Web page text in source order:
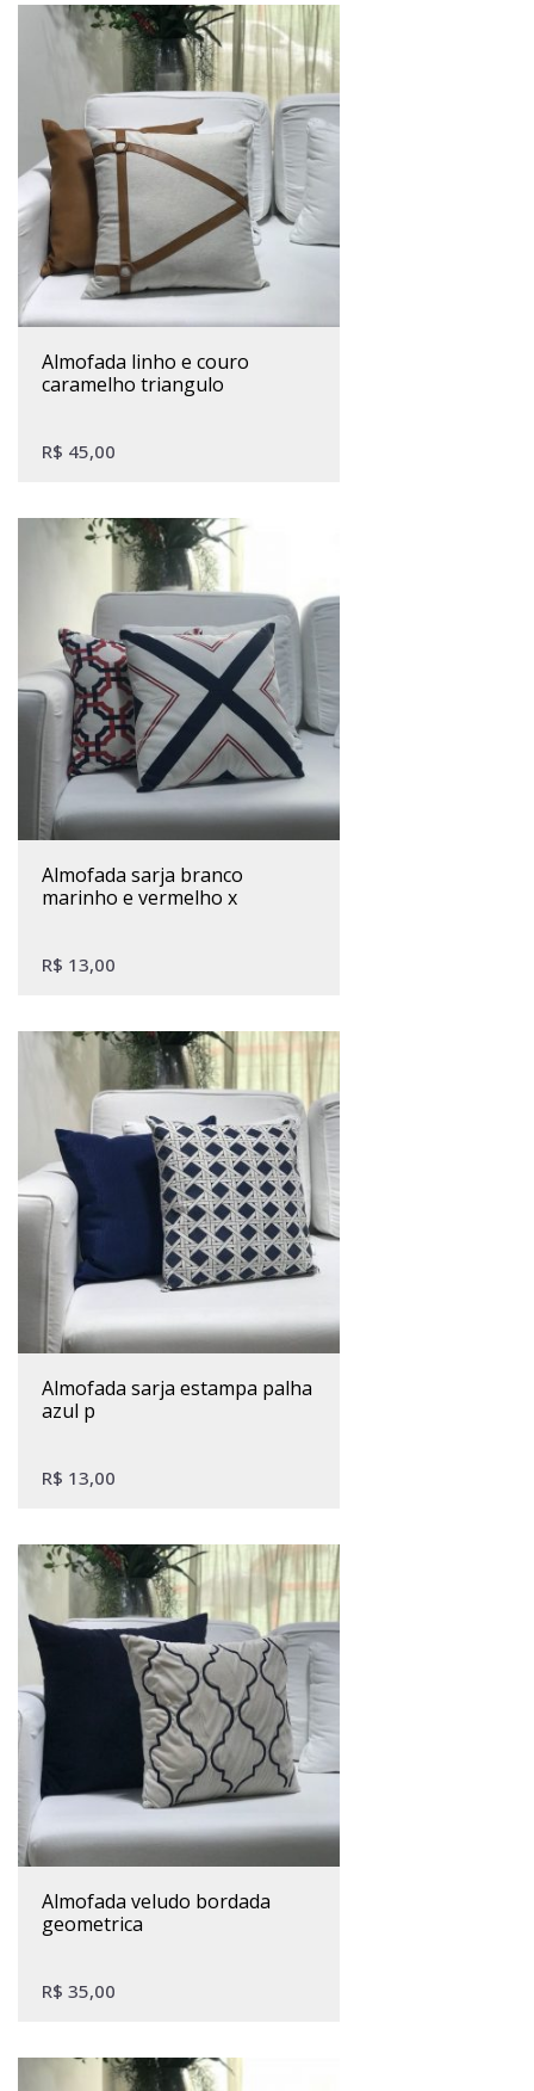
almofada linho e couro
caramelho triangulo
R$ 45,00
almofada sarja branco
marinho e vermelho x
R$ 13,00
almofada sarja estampa palha
azul p
R$ 13,00
almofada veludo bordada
geometrica
R$ 35,00